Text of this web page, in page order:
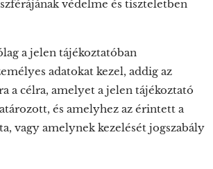
védelme és tiszteletben
a jelen tájékoztatóban
adatokat kezel, addig az
a célra, amelyet a jelen tájékoztató
és amelyhez az érintett a
vagy amelynek kezelését jogszabály